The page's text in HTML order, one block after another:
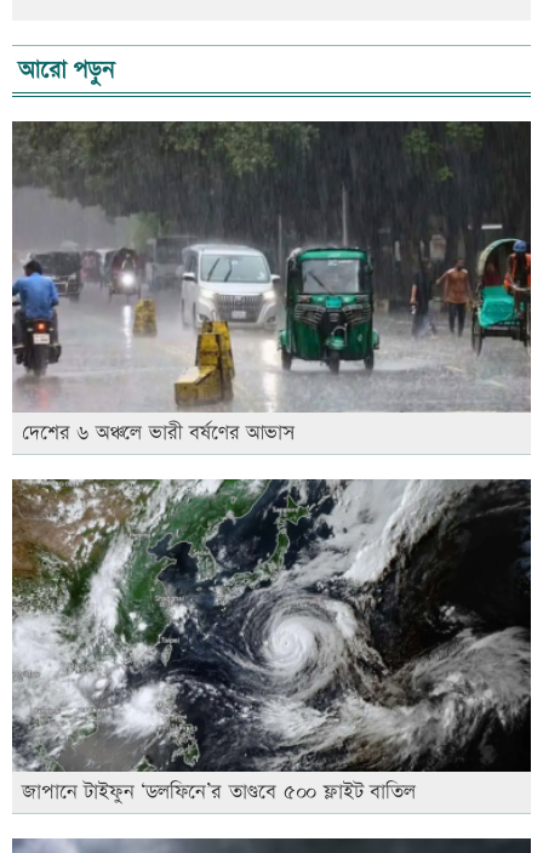
আরো পড়ুন
দেশের ৬ অঞ্চলে ভারী বর্ষণের আভাস
জাপানে টাইফুন ‘ডলফিনে’র তাণ্ডবে ৫০০ ফ্লাইট বাতিল